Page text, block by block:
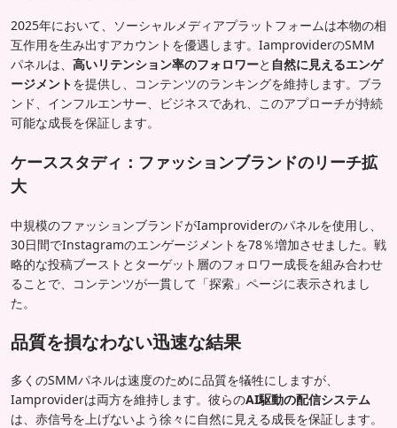
2025年において、ソーシャルメディアプラットフォームは本物の相
互作用を生み出すアカウントを優遇します。IamproviderのSMM
パネルは、 高いリテンション率のフォロワーと 自然に見えるエンゲ
ージメントを提供し、コンテンツのランキングを維持します。ブラ
ンド、インフルエンサー、ビジネスであれ、このアプローチが持続
可能な成長を保証します。
ケーススタディ：ファッションブランドのリーチ拡
大
中規模のファッションブランドがIamproviderのパネルを使用し、
30日間でInstagramのエンゲージメントを78％増加させました。戦
略的な投稿ブーストとターゲット層のフォロワー成長を組み合わせ
ることで、コンテンツが一貫して「探索」ページに表示されまし
た。
品質を損なわない迅速な結果
多くのSMMパネルは速度のために品質を犠牲にしますが、
Iamproviderは両方を維持します。彼らのAI駆動の配信システム
は、赤信号を上げないよう徐々に自然に見える成長を保証します。